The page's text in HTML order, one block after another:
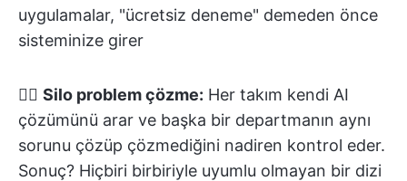
uygulamalar, "ücretsiz deneme" demeden önce
sisteminize girer
👉🏽 Silo problem çözme: Her takım kendi AI
çözümünü arar ve başka bir departmanın aynı
sorunu çözüp çözmediğini nadiren kontrol eder.
Sonuç? Hiçbiri birbiriyle uyumlu olmayan bir dizi